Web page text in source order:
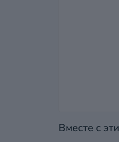
Вместе с